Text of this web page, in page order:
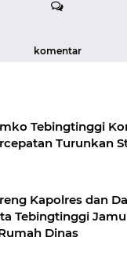
komentar
Tebingtinggi
Turunkan
Kapolres dan
Tebingtinggi
Dinas